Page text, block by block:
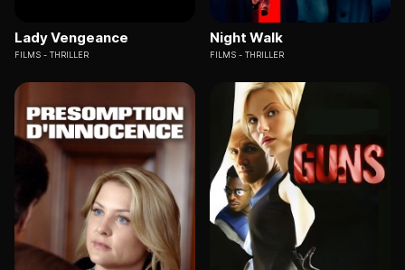
Lady Vengeance
FILMS THRILLER
Night Walk
FILMS THRILLER